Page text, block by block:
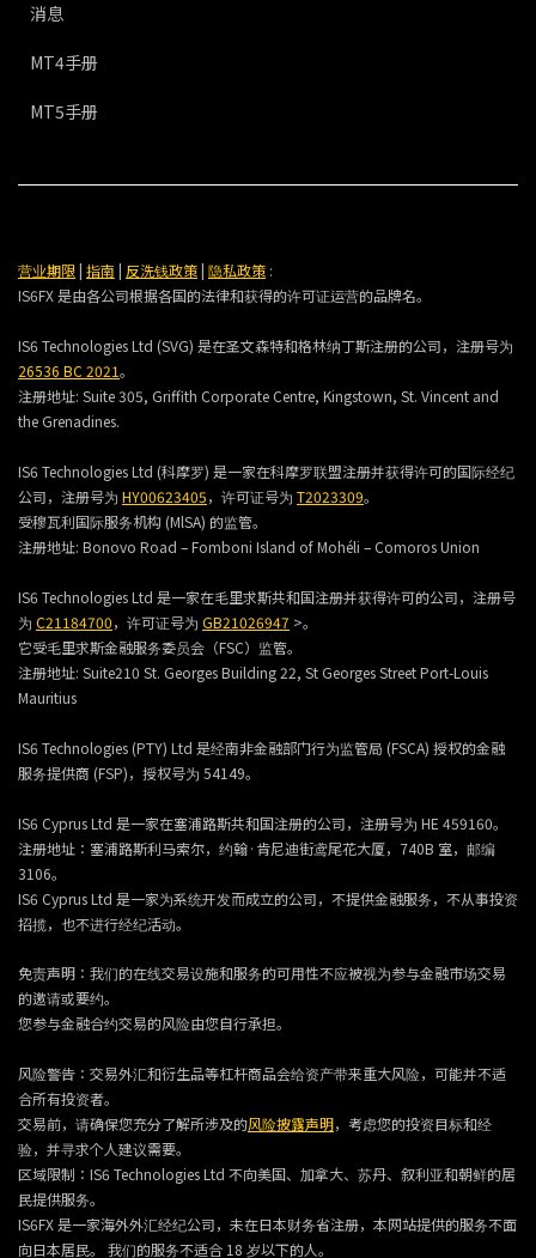
消息
MT4手册
MT5手册
营业期限| 指南 | 反洗钱政策| 隐私政策 :
IS6FX 是由各公司根据各国的法律和获得的许可证运营的品牌名。
IS6 Technologies Ltd (SVG) 是在圣文森特和格林纳丁斯注册的公司，注册号为
26536 BC 2021。
注册地址: Suite 305, Griffith Corporate Centre, Kingstown, St. Vincent and
the Grenadines.
IS6 Technologies Ltd (科摩罗) 是一家在科摩罗联盟注册并获得许可的国际经纪
公司，注册号为 HY00623405，许可证号为 T2023309。
受穆瓦利国际服务机构 (MlSA) 的监管。
注册地址: Bonovo Road – Fomboni Island of Mohéli – Comoros Union
IS6 Technologies Ltd 是一家在毛里求斯共和国注册并获得许可的公司，注册号
为 C21184700，许可证号为 GB21026947 >。
它受毛里求斯金融服务委员会（FSC）监管。
注册地址: Suite210 St. Georges Building 22, St Georges Street Port-Louis
Mauritius
IS6 Technologies (PTY) Ltd 是经南非金融部门行为监管局 (FSCA) 授权的金融
服务提供商 (FSP)，授权号为 54149。
IS6 Cyprus Ltd 是一家在塞浦路斯共和国注册的公司，注册号为 HE 459160。
注册地址：塞浦路斯利马索尔，约翰·肯尼迪街鸢尾花大厦，740B 室，邮编
3106。
IS6 Cyprus Ltd 是一家为系统开发而成立的公司，不提供金融服务，不从事投资
招揽，也不进行经纪活动。
免责声明：我们的在线交易设施和服务的可用性不应被视为参与金融市场交易
的邀请或要约。
您参与金融合约交易的风险由您自行承担。
风险警告：交易外汇和衍生品等杠杆商品会给资产带来重大风险，可能并不适
合所有投资者。
交易前，请确保您充分了解所涉及的风险披露声明，考虑您的投资目标和经
验，并寻求个人建议需要。
区域限制：IS6 Technologies Ltd 不向美国、加拿大、苏丹、叙利亚和朝鲜的居
民提供服务。
IS6FX 是一家海外外汇经纪公司，未在日本财务省注册，本网站提供的服务不面
向日本居民。 我们的服务不适合 18 岁以下的人。